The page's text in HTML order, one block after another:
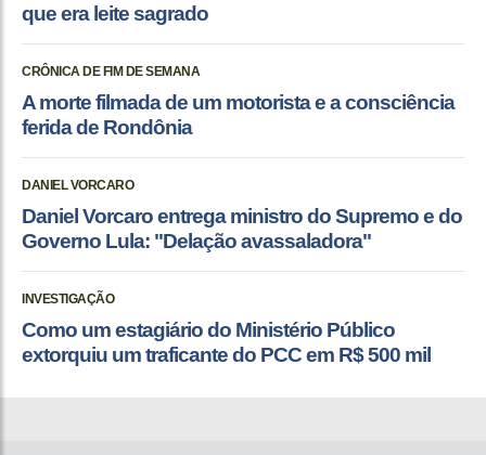
que era leite sagrado
CRÔNICA DE FIM DE SEMANA
A morte filmada de um motorista e a consciência
ferida de Rondônia
DANIEL VORCARO
Daniel Vorcaro entrega ministro do Supremo e do
Governo Lula: "Delação avassaladora"
INVESTIGAÇÃO
Como um estagiário do Ministério Público
extorquiu um traficante do PCC em R$ 500 mil